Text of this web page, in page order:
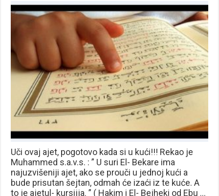
Uči ovaj ajet, pogotovo kada si u kući!!! Rekao je
Muhammed s.a.v.s. : ” U suri El- Bekare ima
najuzvišeniji ajet, ako se prouči u jednoj kući a
bude prisutan šejtan, odmah će izaći iz te kuće. A
to je ajetul- kursijja. ” ( Hakim i El- Bejheki od Ebu …